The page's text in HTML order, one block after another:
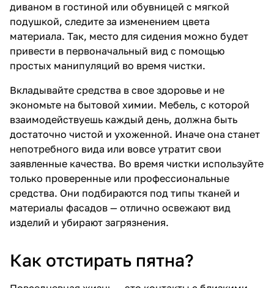
диваном в гостиной или обувницей с мягкой
подушкой, следите за изменением цвета
материала. Так, место для сидения можно будет
привести в первоначальный вид с помощью
простых манипуляций во время чистки.
Вкладывайте средства в свое здоровье и не
экономьте на бытовой химии. Мебель, с которой
взаимодействуешь каждый день, должна быть
достаточно чистой и ухоженной. Иначе она станет
непотребного вида или вовсе утратит свои
заявленные качества. Во время чистки используйте
только проверенные или профессиональные
средства. Они подбираются под типы тканей и
материалы фасадов — отлично освежают вид
изделий и убирают загрязнения.
Как отстирать пятна?